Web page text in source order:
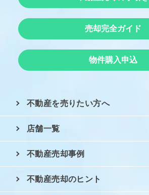
売却完全ガイド
物件購入申込
不動産を売りたい方へ
店舗一覧
不動産売却事例
不動産売却のヒント